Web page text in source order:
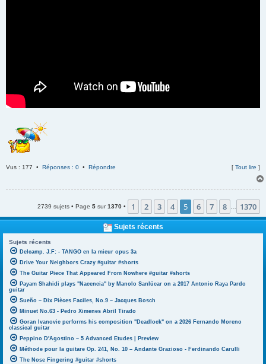
Vus : 177 • Réponses : 0 • Répondre [ Tout lire ]
2739 sujets • Page 5 sur1370 • 1 2 3 4 5 6 7 8 1370
Sujets récents
Sujets récents
Delcamp. J.F: - TANGO en la mieur opus 3a
Drive Your Neighbors Crazy #guitar #shorts
The Guitar Piece That Appeared From Nowhere #guitar #shorts
Payam Shahidi plays "Nacencia" by Manolo Sanlúcar on a 2017 Antonio Raya Pardo
guitar
Sueño – Dix Pièces Faciles, No.9 – Jacques Bosch
Minuet No.63 - Pedro Ximenes Abril Tirado
Goran Ivanovic performs his composition "Deadlock" on a 2026 Fernando Moreno
classical guitar
Peppino D'Agostino – 5 Advanced Etudes | Preview
Méthode pour la guitare Op. 241, No. 10 – Andante Grazioso - Ferdinando Carulli
The Nose Fingering #guitar #shorts